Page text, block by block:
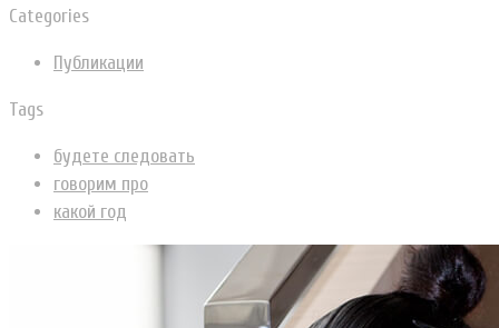
Categories
Публикации
Tags
будете следовать
говорим про
какой год